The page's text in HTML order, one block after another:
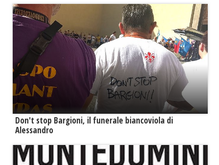
Don't stop Bargioni, il funerale biancoviola di
Alessandro